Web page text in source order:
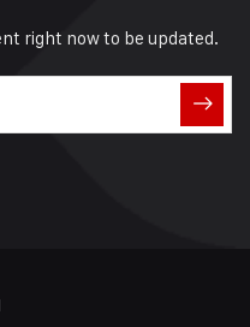
right now to be updated.